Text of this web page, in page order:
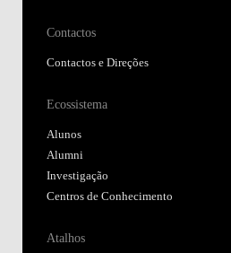
Contactos
Contactos e Direções
Ecossistema
Alunos
Alumni
Investigação
Centros de Conhecimento
Atalhos